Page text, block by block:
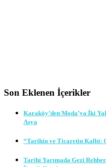
Son Eklenen İçerikler
Karaköy’den Moda’ya İki
Asya
“Tarihin ve Ticaretin Kalbi:
Tarihi Yarımada Gezi